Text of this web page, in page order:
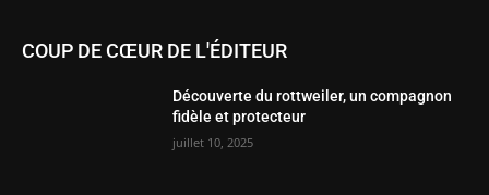
COUP DE CŒUR DE L'ÉDITEUR
Découverte du rottweiler, un compagnon
fidèle et protecteur
juillet 10, 2025